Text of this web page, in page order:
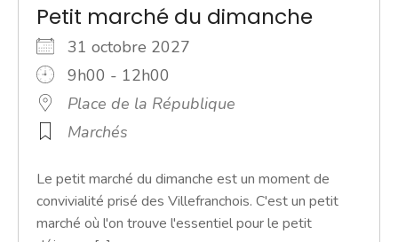
Petit marché du dimanche
31 octobre 2027
9h00 - 12h00
Place de la République
Marchés
Le petit marché du dimanche est un moment de
convivialité prisé des Villefranchois. C'est un petit
marché où l'on trouve l'essentiel pour le petit